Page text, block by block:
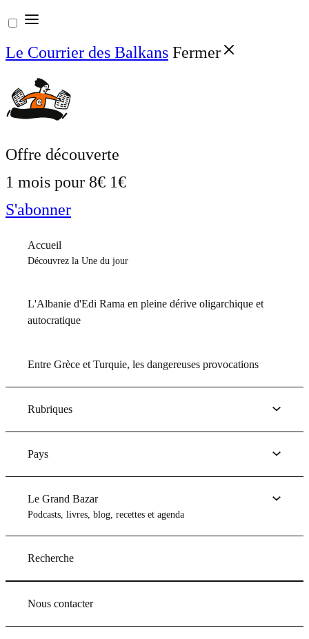
Aller
au
contenu
Le Courrier des Balkans Fermer
Offre découverte
1 mois pour 8€ 1€
S'abonner
Accueil
Découvrez la Une du jour
L'Albanie d'Edi Rama en pleine dérive oligarchique et
autocratique
Entre Grèce et Turquie, les dangereuses provocations
Rubriques
Pays
Le Grand Bazar
Podcasts, livres, blog, recettes et agenda
Recherche
Nous contacter